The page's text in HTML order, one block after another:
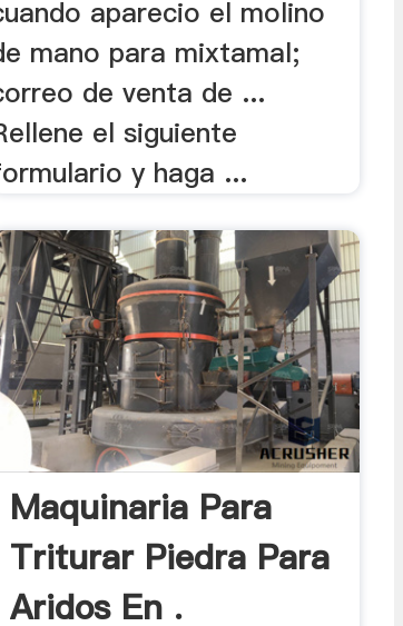
aparecio el molino
mano para mixtamal;
de venta de ...
el siguiente
y haga ...
Maquinaria Para
Triturar Piedra Para
Aridos En .